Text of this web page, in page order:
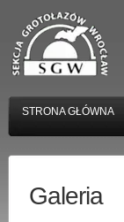
STRONA GŁÓWNA
Galeria